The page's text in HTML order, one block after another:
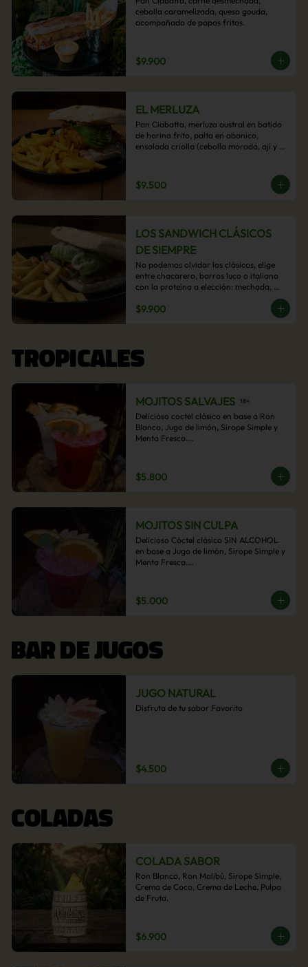
cebolla caramelizada, queso gouda,
acompañado de papas fritas.
$9.900
EL MERLUZA
Pan Ciabatta, merluza austral en batido
de harina frito, palta en abanico,
ensalada criolla (cebolla morada, ají y
$9.500
LOS SANDWICH CLÁSICOS
DE SIEMPRE
No podemos olvidar los clásicos, elige
entre chacarero, barros luco o italiano
con la proteína a elección: mechada,
acompañamiento de papas fritas.
$9.900
TROPICALES
MOJITOS SALVAJES
Delicioso coctel clásico en base a Ron
Blanco, Jugo de limón, Sirope Simple y
Menta Fresca.
$5.800
MOJITOS SIN CULPA
Delicioso Cóctel clásico SIN ALCOHOL
en base a Jugo de limón, Sirope Simple y
Menta Fresca.
$5.000
BAR DE JUGOS
JUGO NATURAL
Disfruta de tu sabor Favorito
$4.500
COLADAS
COLADA SABOR
Ron Blanco, Ron Malibú, Sirope Simple,
Crema de Coco, Crema de Leche, Pulpa
de Fruta.
$6.900